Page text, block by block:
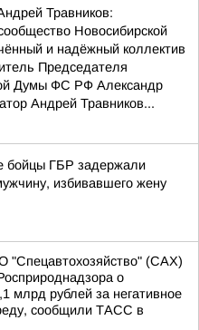
Травников:
Новосибирской
и надёжный коллектив
Председателя
Думы ФС РФ Александр
Андрей Травников...
бойцы ГБР задержали
избивавшего жену
"Спецавтохозяйство" (САХ)
о
млрд рублей за негативное
сообщили ТАСС в